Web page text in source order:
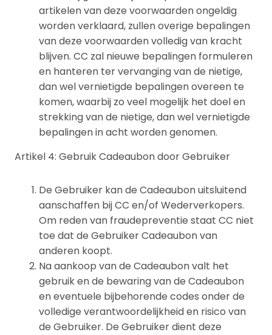
artikelen van deze voorwaarden ongeldig
worden verklaard, zullen overige bepalingen
van deze voorwaarden volledig van kracht
blijven. CC zal nieuwe bepalingen formuleren
en hanteren ter vervanging van de nietige,
dan wel vernietigde bepalingen overeen te
komen, waarbij zo veel mogelijk het doel en
strekking van de nietige, dan wel vernietigde
bepalingen in acht worden genomen.
Artikel 4: Gebruik Cadeaubon door Gebruiker
De Gebruiker kan de Cadeaubon uitsluitend
aanschaffen bij CC en/of Wederverkopers.
Om reden van fraudepreventie staat CC niet
toe dat de Gebruiker Cadeaubon van
anderen koopt.
Na aankoop van de Cadeaubon valt het
gebruik en de bewaring van de Cadeaubon
en eventuele bijbehorende codes onder de
volledige verantwoordelijkheid en risico van
de Gebruiker. De Gebruiker dient deze